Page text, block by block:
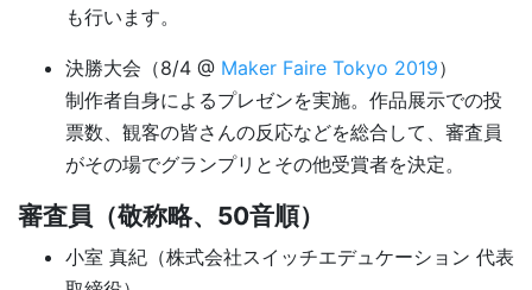
も行います。
決勝大会（8/4 @ Maker Faire Tokyo 2019）
制作者自身によるプレゼンを実施。作品展示での投
票数、観客の皆さんの反応などを総合して、審査員
がその場でグランプリとその他受賞者を決定。
審査員（敬称略、50音順）
小室 真紀（株式会社スイッチエデュケーション 代表